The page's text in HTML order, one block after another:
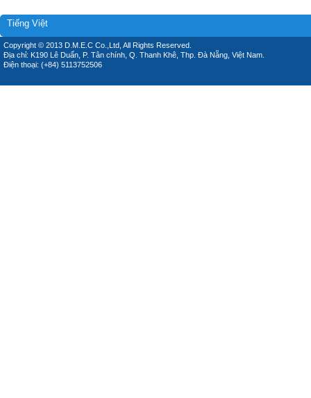
Tiếng Việt
Copyright © 2013 D.M.E.C Co.,Ltd, All Rights Reserved.
Địa chỉ: K190 Lê Duẩn, P. Tân chính, Q. Thanh Khê, Thp. Đà Nẵng, Việt Nam.
Điện thoại: (+84) 5113752506